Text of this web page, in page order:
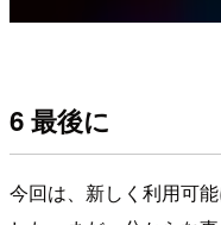
6 最後に
今回は、新しく利用可